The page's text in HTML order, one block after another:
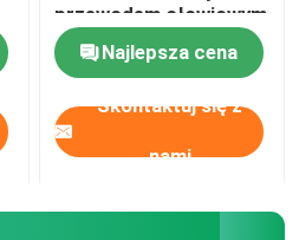
przewodem ołowiowym
12FT
Najlepsza cena
Skontaktuj się z
nami